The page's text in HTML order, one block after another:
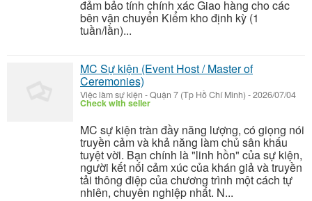
đảm bảo tính chính xác Giao hàng cho các
bên vận chuyển Kiểm kho định kỳ (1
tuần/lần)...
MC Sự kiện (Event Host / Master of
Ceremonies)
Việc làm sự kiện -Quận 7 (Tp Hồ Chí Minh) -2026/07/04
Check with seller
MC sự kiện tràn đầy năng lượng, có giọng nói
truyền cảm và khả năng làm chủ sân khấu
tuyệt vời. Bạn chính là "linh hồn" của sự kiện,
người kết nối cảm xúc của khán giả và truyền
tải thông điệp của chương trình một cách tự
nhiên, chuyên nghiệp nhất. N...